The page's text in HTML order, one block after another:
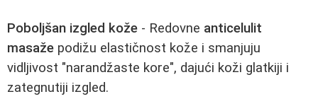
Poboljšan izgled kože - Redovne anticelulit
masaže podižu elastičnost kože i smanjuju
vidljivost "narandžaste kore", dajući koži glatkiji i
zategnutiji izgled.